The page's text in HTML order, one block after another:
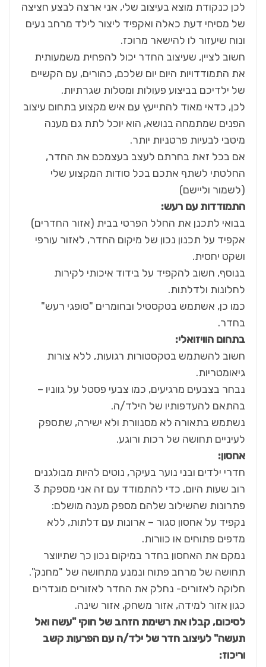
לכן כנקודת מוצא בעיצוב שלי, אני ארצה לבצע חציצה
של מסיחי דעת כאלה ואקפיד ליצור לילד מרחב נעים
ונוח שיעזור לו להישאר מרוכז.
חשוב לציין, שעיצוב החדר יכול להפחית משמעותית
את התמודדויות היום יום שלכם, כהורים, עם הקשיים
של ילדיכם בביצוע פעולות ומטלות שגרתיות.
לכן, כדאי מאוד להתייעץ עם איש מקצוע בתחום עיצוב
הפנים שמתמחה בנושא, הוא יוכל לתת גם מענה
מיטבי לבעיות פרטניות יותר.
אם בכל זאת בחרתם לעצב בעצמכם את החדר,
החלטתי לשתף אתכם בכל סודות המקצוע שלי
(לשמור וליישם)
התמודדות עם רעש:
בבואי לתכנן את החלל הפרטי בבית (אזור החדרים)
אקפיד על תכנון נכון של מיקום החדר, לאזור עורפי
ושקט יחסית.
בנוסף, חשוב להקפיד על בידוד איכותי לקירות
לחלונות ולדלתות.
כמו כן, אשתמש בטקסטיל ובחומרים "סופגי רעש"
בחדר.
בתחום הוויזואלי:
חשוב להשתמש בטקסטורות רגועות, ללא צורות
גיאומטריות.
נבחר בצבעים מרגיעים, כמו צבעי פסטל על גווניו –
בהתאם להעדפותיו של הילד/ה.
נשתמש בתאורה לא מסנוורת ולא ישירה, שתספק
לעיניים תחושה של רכות ורוגע.
אחסון:
חדרי ילדים ובני נוער בעיקר, נוטים להיות מבולגנים
רוב שעות היום, כדי להתמודד עם זה אני מספקת 3
פתרונות שהשילוב שלהם מספק מענה מושלם:
נקפיד על אחסון סגור – ארונות עם דלתות, ללא
מדפים פתוחים או כוורות.
נמקם את האחסון בחדר במיקום נכון כך שתיווצר
תחושה של מרחב פתוח ונמנע מתחושה של "מחנק".
חלוקה לאזורים- נחלק את החדר לאזורים מוגדרים
כגון אזור למידה, אזור משחק, אזור שינה.
לסיכום, קבלו את רשימת הזהב של חוקי "עשה ואל
תעשה" לעיצוב חדר של ילד/ה עם הפרעות קשב
וריכוז: